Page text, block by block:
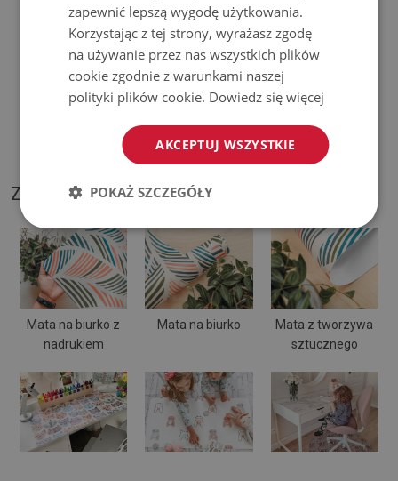
Jak dbać o produkt?
Czyść wilgotną szmatką —
nie używaj silnych środków
chemicznych.
Regularnie wietrz dolną warstwę podkładki.
ZDJĘCIA NASZEGO PRODUKTU
Mata na biurko z
nadrukiem
Mata na biurko
Mata z tworzywa
sztucznego
zapewnić lepszą wygodę użytkowania.
Korzystając z tej strony, wyrażasz zgodę
na używanie przez nas wszystkich plików
cookie zgodnie z warunkami naszej
polityki plików cookie. Dowiedz się więcej
AKCEPTUJ WSZYSTKIE
POKAŻ SZCZEGÓŁY